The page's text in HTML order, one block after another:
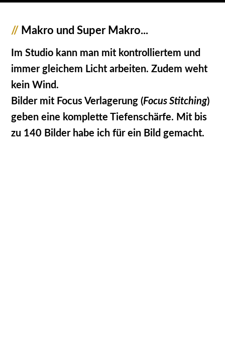
// Makro und Super Makro...
Im Studio kann man mit kontrolliertem und
immer gleichem Licht arbeiten. Zudem weht
kein Wind.
Bilder mit Focus Verlagerung (Focus Stitching)
geben eine komplette Tiefenschärfe. Mit bis
zu 140 Bilder habe ich für ein Bild gemacht.